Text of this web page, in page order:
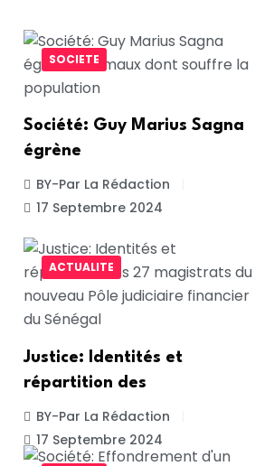
SOCIETE
Société: Guy Marius Sagna
égrène
BY-Par La Rédaction
17 Septembre 2024
ACTUALITE
Justice: Identités et
répartition des
BY-Par La Rédaction
17 Septembre 2024